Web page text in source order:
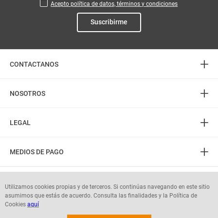
Utilizamos cookies propias y de terceros. Si continúas navegando en este sitio
asumimos que estás de acuerdo. Consulta las finalidades y la Política de
Cookies aquí
Acepto política de datos, términos y condiciones
Suscribirme
CONTACTANOS +
Atención telefónica
(606) 8850505
Horarios
Seguinos en:
NOSOTROS +
Acerca de Mercaldas
Contactenos
Digibonos
Autorización protección de datos personales
Reglamento interno de trabajo
LEGAL +
Política de Privacidad
Términos y condiciones Actividades comerciales vigentes
MEDIOS DE PAGO +